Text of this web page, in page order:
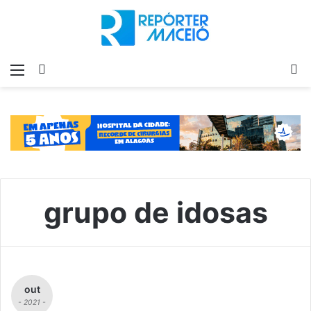
Menu
grupo de idosas
out
- 2021 -